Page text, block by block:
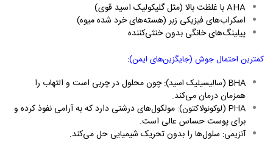
AHAبا غلظت بالا (مثل گلیکولیک اسید قوی)
اسکراب‌های فیزیکی زبر (هسته‌های خرد شده میوه)
پیلینگ‌های خانگی بدون خنثی‌کننده
کمترین احتمال جوش (جایگزین‌های ایمن):
BHA (سالیسیلیک اسید):چون محلول در چربی است و التهاب را
همزمان درمان می‌کند.
PHA (لوکونولاکتون): مولکول‌های درشتی دارد که به آرامی نفوذ کرده و
برای پوست حساس عالی است.
آنزیمی: سلول‌ها را بدون تحریک شیمیایی حل می‌کند.